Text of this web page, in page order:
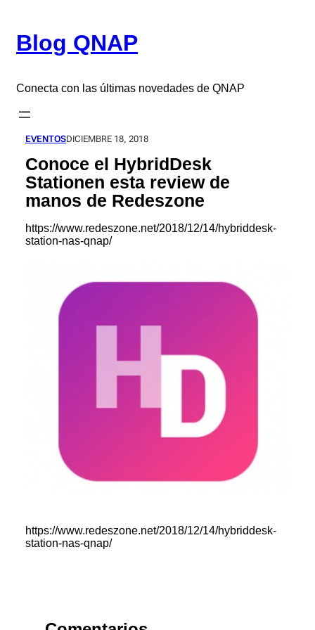
contenido
Blog QNAP
Conecta con las últimas novedades de QNAP
EVENTOSDICIEMBRE 18, 2018
Conoce el HybridDesk
Stationen esta review de
manos de Redeszone
https://www.redeszone.net/2018/12/14/hybriddesk-
station-nas-qnap/
https://www.redeszone.net/2018/12/14/hybriddesk-
station-nas-qnap/